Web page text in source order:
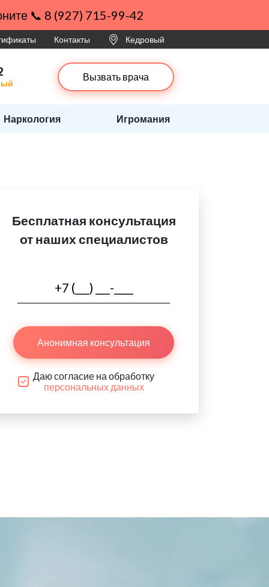
📞 8 (927) 715-99-42
Контакты Кедровый
Вызвать врача
Наркология Игромания
Бесплатная консультация
от наших специалистов
Анонимная консультация
Даю согласие на обработку
персональных данных